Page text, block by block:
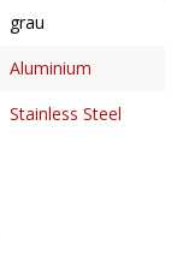
grau
Aluminium
Stainless Steel